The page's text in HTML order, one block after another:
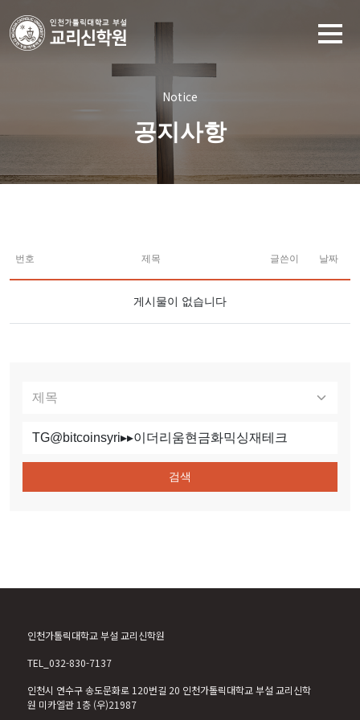
Notice
공지사항
번호 제목 글쓴이 날짜
게시물이 없습니다
검색
인천가톨릭대학교 부설 교리신학원
TEL_032-830-7137
인천시 연수구 송도문화로 120번길 20 인천가톨릭대학교 부설 교리신학
원 미카엘관 1층 (우)21987